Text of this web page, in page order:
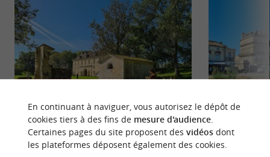
Visitez le Fort Médoc ! Patrimoine et
belle vue au programme
Visite de
En continuant à naviguer, vous autorisez le dépôt de
cookies tiers à des fins de mesure d'audience.
Certaines pages du site proposent des vidéosdont
les plateformes déposent également des cookies.